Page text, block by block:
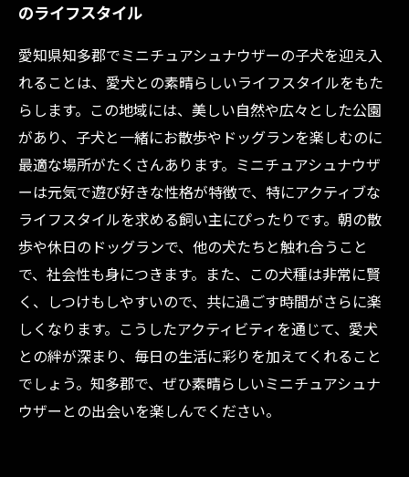
のライフスタイル
愛知県知多郡でミニチュアシュナウザーの子犬を迎え入
れることは、愛犬との素晴らしいライフスタイルをもた
らします。この地域には、美しい自然や広々とした公園
があり、子犬と一緒にお散歩やドッグランを楽しむのに
最適な場所がたくさんあります。ミニチュアシュナウザ
ーは元気で遊び好きな性格が特徴で、特にアクティブな
ライフスタイルを求める飼い主にぴったりです。朝の散
歩や休日のドッグランで、他の犬たちと触れ合うこと
で、社会性も身につきます。また、この犬種は非常に賢
く、しつけもしやすいので、共に過ごす時間がさらに楽
しくなります。こうしたアクティビティを通じて、愛犬
との絆が深まり、毎日の生活に彩りを加えてくれること
でしょう。知多郡で、ぜひ素晴らしいミニチュアシュナ
ウザーとの出会いを楽しんでください。